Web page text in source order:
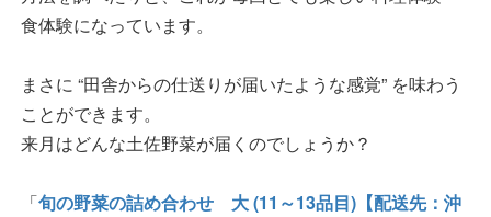
食体験になっています。
まさに “田舎からの仕送りが届いたような感覚” を味わう
ことができます。
来月はどんな土佐野菜が届くのでしょうか？
「旬の野菜の詰め合わせ 大 (11～13品目)【配送先：沖